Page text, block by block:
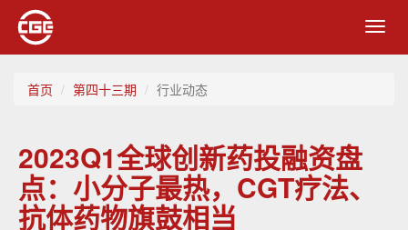
首页 第四十三期 行业动态
2023Q1全球创新药投融资盘
点：小分子最热，CGT疗法、
抗体药物旗鼓相当